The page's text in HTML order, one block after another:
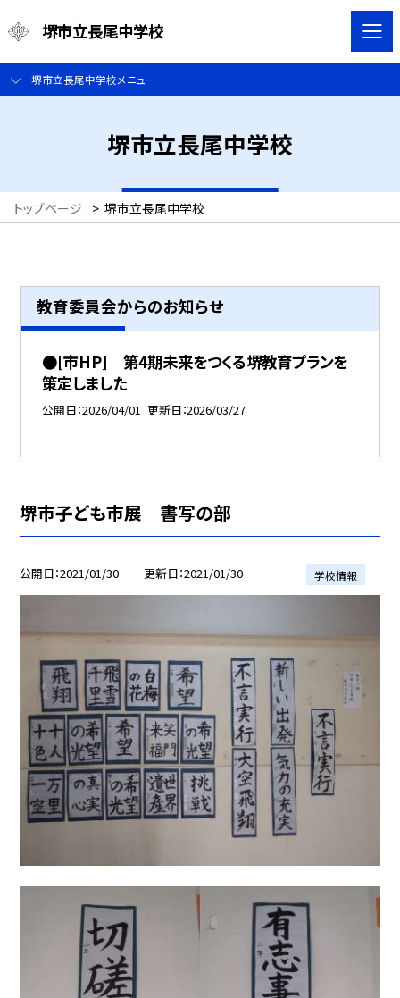
堺市立長尾中学校
堺市立長尾中学校メニュー
堺市立長尾中学校
トップページ > 堺市立長尾中学校
教育委員会からのお知らせ
●[市HP] 第4期未来をつくる堺教育プランを
策定しました
公開日 2026/04/01 更新日 2026/03/27
堺市子ども市展 書写の部
公開日 2021/01/30 更新日 2021/01/30 学校情報